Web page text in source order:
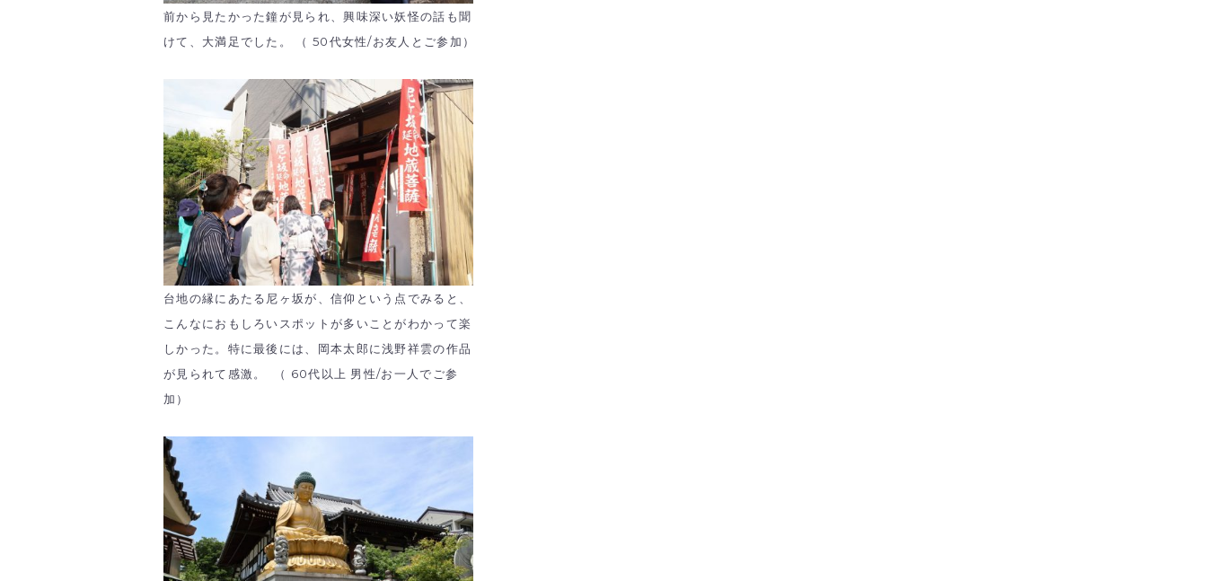
前から見たかった鐘が見られ、興味深い妖怪の話も聞
けて、大満足でした。 （ 50代女性/お友人とご参加）
台地の縁にあたる尼ヶ坂が、信仰という点でみると、
こんなにおもしろいスポットが多いことがわかって楽
しかった。特に最後には、岡本太郎に浅野祥雲の作品
が見られて感激。 （ 60代以上 男性/お一人でご参
加）